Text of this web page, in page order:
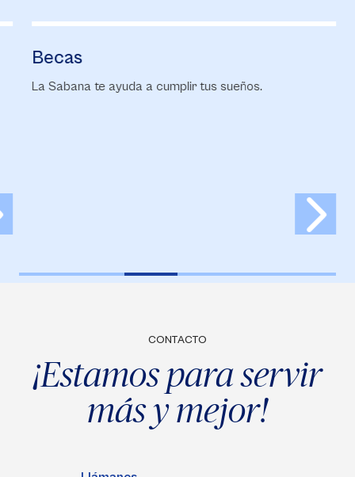
Becas
La Sabana te ayuda a cumplir tus sueños.
CONTACTO
¡Estamos para servir
más y mejor!